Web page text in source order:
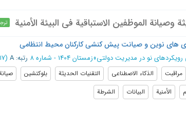
وصيانة الموظفين الاستباقية في البيئة الأمنية
های نوین و صیانت پیش کنشی کارکنان محیط انتظامی
رویکردهای نو در مدیریت دولتی»زمستان 1404 - شماره 8 رتبه: A (‎17 صفحه -
مراقبت الذكاء الاصطناعي التقنيات الحديثة بلوكتشين
الأمنیة البیانات الشرطة